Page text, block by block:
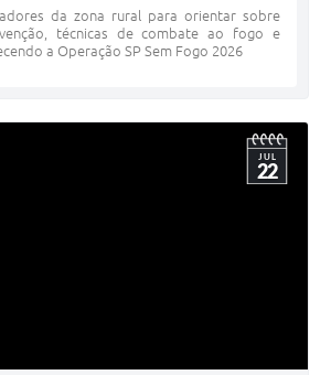
da zona rural para orientar sobre
técnicas de combate ao fogo e
a Operação SP Sem Fogo 2026
JUL
22